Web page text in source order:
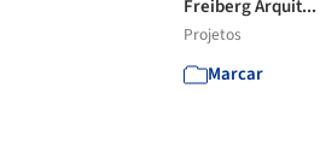
Freiberg Arquit...
Projetos
Marcar